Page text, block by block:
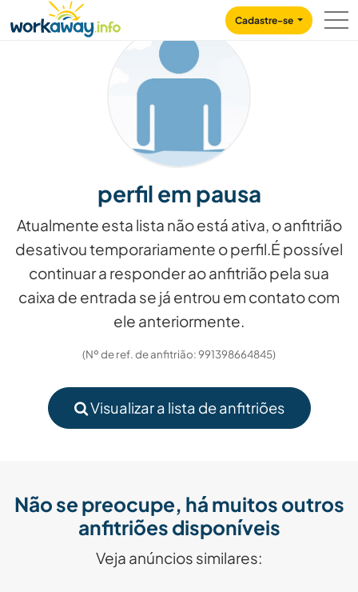
CONTENT
MAIN NAVIGATION
Cadastre-se
perfil em pausa
Atualmente esta lista não está ativa, o anfitrião
desativou temporariamente o perfil.É possível
continuar a responder ao anfitrião pela sua
caixa de entrada se já entrou em contato com
ele anteriormente.
(Nº de ref. de anfitrião: 991398664845)
Visualizar a lista de anfitriões
Não se preocupe, há muitos outros
anfitriões disponíveis
Veja anúncios similares: